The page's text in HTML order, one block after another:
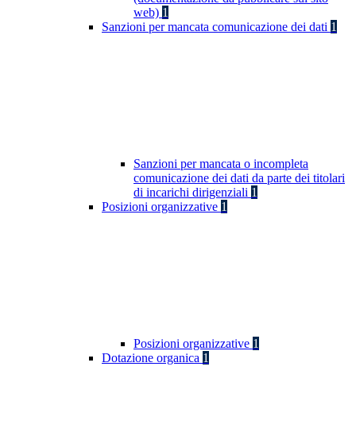
web) 1
Sanzioni per mancata comunicazione dei dati 1
Sanzioni per mancata o incompleta
comunicazione dei dati da parte dei titolari
di incarichi dirigenziali 1
Posizioni organizzative 1
Posizioni organizzative 1
Dotazione organica 1